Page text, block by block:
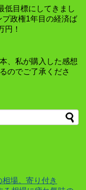
低目標にしてきまし
政権1年目の経済ば
円！
、私が購入した感想
のでご了承くださ
場。寄り付き